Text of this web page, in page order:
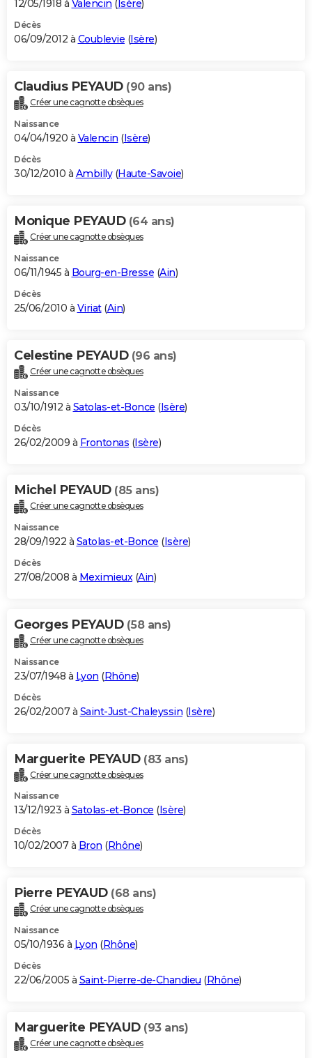
12/05/1918 à Valencin ( Isère)
Décès
06/09/2012 à Coublevie (Isère)
Claudius PEYAUD (90 ans)
Créer une cagnotte obsèques
Naissance
04/04/1920 à Valencin (Isère)
Décès
30/12/2010 à Ambilly(Haute-Savoie)
Monique PEYAUD (64 ans)
Créer une cagnotte obsèques
Naissance
06/11/1945 à Bourg-en-Bresse (Ain)
Décès
25/06/2010 à Viriat(Ain)
Celestine PEYAUD (96 ans)
Créer une cagnotte obsèques
Naissance
03/10/1912 à Satolas-et-Bonce (Isère)
Décès
26/02/2009 à Frontonas (Isère)
Michel PEYAUD (85 ans)
Créer une cagnotte obsèques
Naissance
28/09/1922 à Satolas-et-Bonce (Isère)
Décès
27/08/2008 à Meximieux(Ain)
Georges PEYAUD (58 ans)
Créer une cagnotte obsèques
Naissance
23/07/1948 à Lyon (Rhône)
Décès
26/02/2007 à Saint-Just-Chaleyssin (Isère)
Marguerite PEYAUD (83 ans)
Créer une cagnotte obsèques
Naissance
13/12/1923 à Satolas-et-Bonce (Isère)
Décès
10/02/2007 à Bron (Rhône)
Pierre PEYAUD (68 ans)
Créer une cagnotte obsèques
Naissance
05/10/1936 à Lyon (Rhône)
Décès
22/06/2005 à Saint-Pierre-de-Chandieu (Rhône)
Marguerite PEYAUD (93 ans)
Créer une cagnotte obsèques